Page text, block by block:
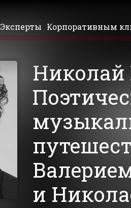
Эксперты Корпоративным
Николай
и